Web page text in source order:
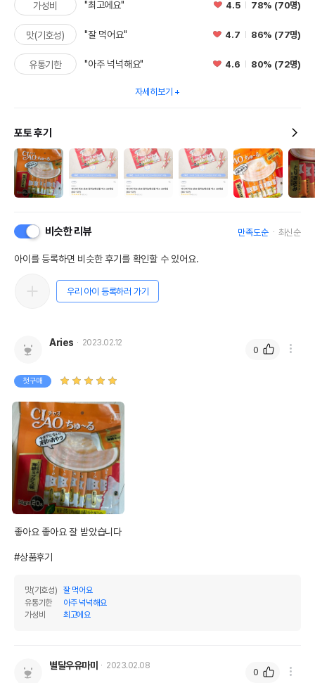
가성비 "최고에요" 4.5 78% (70명)
맛(기호성) "잘 먹어요" 4.7 86% (77명)
유통기한 "아주 넉넉해요" 4.6 80% (72명)
자세히보기
포토 후기
비슷한 리뷰 만족도순 최신순
아이를 등록하면 비슷한 후기를 확인할 수 있어요.
우리 아이 등록하러 가기
Aries 2023.02.12
첫구매
좋아요 좋아요 잘 받았습니다
#상품후기
맛(기호성)
잘 먹어요
유통기한
아주 넉넉해요
가성비
최고에요
0
별달우유마미 2023.02.08
0